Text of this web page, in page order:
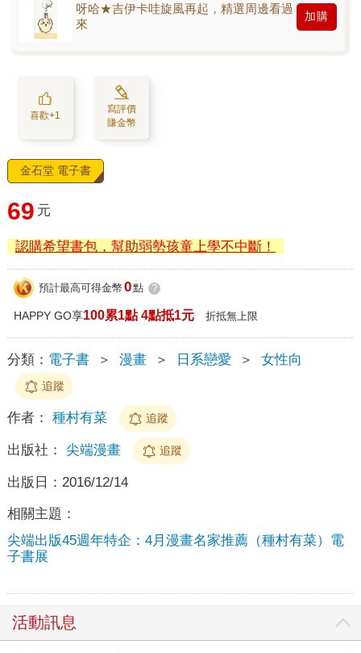
呀哈★吉伊卡哇旋風再起，精選周邊看過
來
加購
喜歡+1
寫評價
賺金幣
金石堂 電子書
69 元
認購希望書包，幫助弱勢孩童上學不中斷！
預計最高可得金幣 0點 ?
HAPPY GO享100累1點 4點抵1元 折抵無上限
分類： 電子書 ＞ 漫畫 ＞ 日系戀愛 ＞ 女性向
追蹤
作者： 種村有菜 追蹤
出版社： 尖端漫畫 追蹤
出版日： 2016/12/14
相關主題：
尖端出版45週年特企：4月漫畫名家推薦（種村有菜）電
子書展
活動訊息